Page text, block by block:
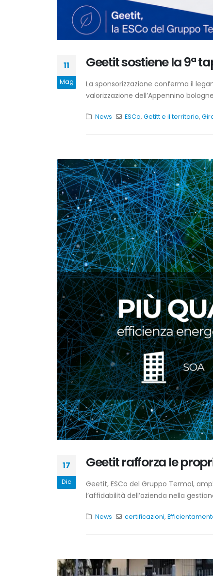
11
Mag
Geetit sostiene la 9ª
La sponsorizzazione conferma il
valorizzazione dell’Appennino
News ESCo,Getitt e il territorio,
17
Dic
Geetit rafforza le
Geetit, ESCo del Gruppo Termal,
l’affidabilità dell’azienda nella
News certificazioni,